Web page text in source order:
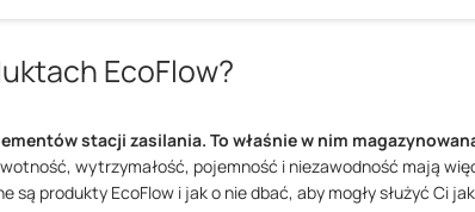
EcoFlow?
stacji zasilania. To właśnie w nim
wytrzymałość, pojemność i niezawodność mają
są produkty EcoFlow i jak o nie dbać, aby mogły służyć Ci